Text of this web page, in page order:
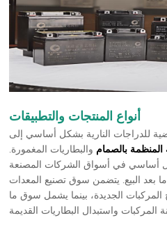
أنواع المنتجات والتطبيقات
للدراجات النارية بشكل أساسي إلى
بالصمام والبطاريات المغمورة.
أساسي في أسواق الشركات المصنعة
بعد البيع. يتضمن سوق تصنيع المعدات
المركبات الجديدة، بينما يشمل سوق ما